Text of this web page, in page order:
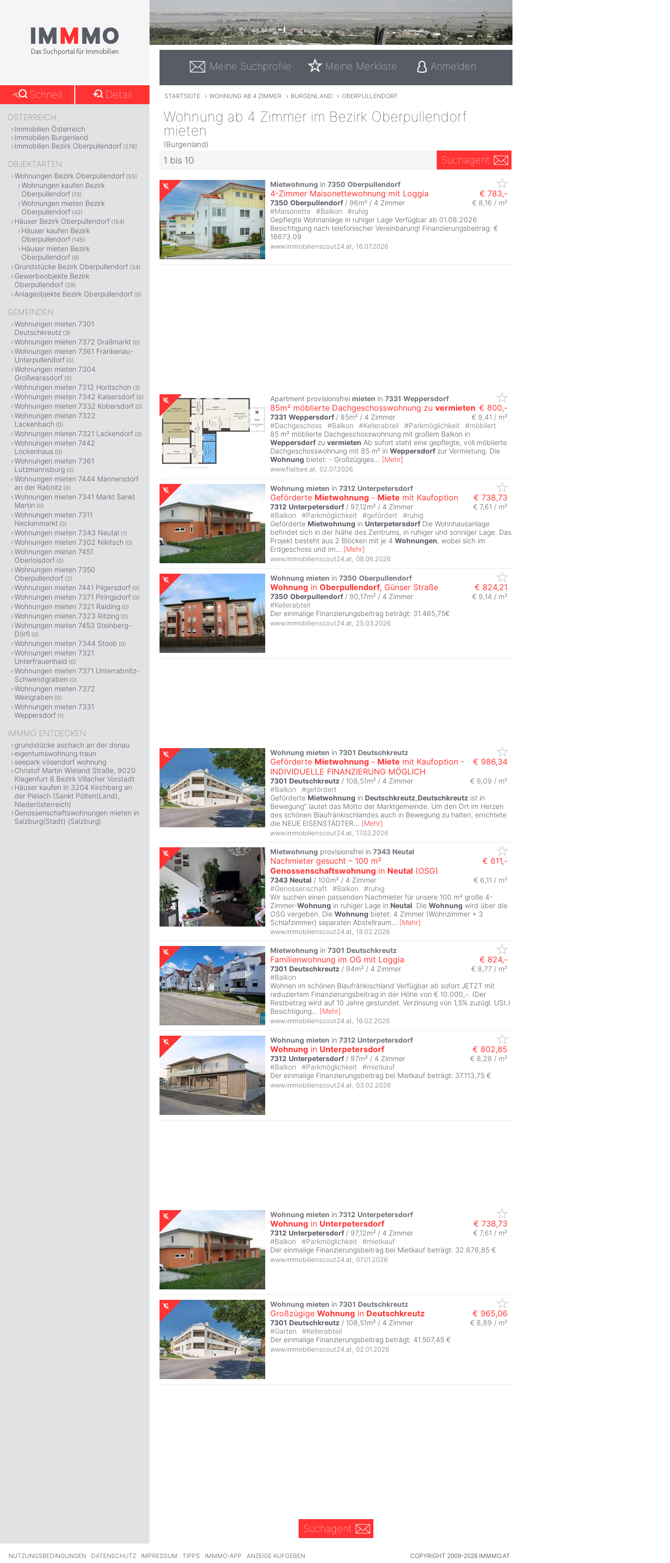
Meine Suchprofile Meine Merkliste Anmelden
STARTSEITE › WOHNUNG AB 4 ZIMMER › BURGENLAND › OBERPULLENDORF
Wohnung ab 4 Zimmer im Bezirk Oberpullendorf
mieten
(Burgenland)
1 bis 10 Suchagent
Mietwohnung in 7350 Oberpullendorf
4-Zimmer Maisonettewohnung mit Loggia € 783,-
7350 Oberpullendorf / 96m² / 4 Zimmer
€ 8,16 / m²
#Maisonette #Balkon #ruhig
Gepflegte Wohnanlage in ruhiger Lage Verfügbar ab 01.08.2026
Besichtigung nach telefonischer Vereinbarung! Finanzierungsbeitrag: €
18673.09
www.immobilienscout24.at 16.07.2026
Apartment provisionsfrei mieten in 7331 Weppersdorf
85m² möblierte Dachgeschosswohnung zu vermieten € 800,-
7331 Weppersdorf / 85m² / 4 Zimmer
€ 9,41 / m²
#Dachgeschoss #Balkon #Kellerabteil #Parkmöglichkeit #möbliert
85 m² möblierte Dachgeschosswohnung mit großem Balkon in
Weppersdorf zu vermieten Ab sofort steht eine gepflegte, voll möblierte
Dachgeschosswohnung mit 85 m² in Weppersdorf zur Vermietung. Die
Wohnung bietet: - Großzügiges... [Mehr]
www.flatbee.at 02.07.2026
Wohnung mieten in 7312 Unterpetersdorf
Geförderte Mietwohnung - Miete mit Kaufoption € 738,73
7312 Unterpetersdorf / 97,12m² / 4 Zimmer
€ 7,61 / m²
#Balkon #Parkmöglichkeit #gefördert #ruhig
Geförderte Mietwohnung in Unterpetersdorf Die Wohnhausanlage
befindet sich in der Nähe des Zentrums, in ruhiger und sonniger Lage. Das
Projekt besteht aus 2 Blöcken mit je 4 Wohnungen, wobei sich im
Erdgeschoss und im... [Mehr]
www.immobilienscout24.at 08.06.2026
Wohnung mieten in 7350 Oberpullendorf
Wohnung in Oberpullendorf, Günser Straße € 824,21
7350 Oberpullendorf / 90,17m² / 4 Zimmer
€ 9,14 / m²
#Kellerabteil
Der einmalige Finanzierungsbeitrag beträgt: 31.465,75€
www.immobilienscout24.at 25.03.2026
Wohnung mieten in 7301 Deutschkreutz
Geförderte Mietwohnung - Miete mit Kaufoption -
INDIVIDUELLE FINANZIERUNG MÖGLICH
€ 986,34
7301 Deutschkreutz / 108,51m² / 4 Zimmer
€ 9,09 / m²
#Balkon #gefördert
Geförderte Mietwohnung in Deutschkreutz„Deutschkreutz ist in
Bewegung“ lautet das Motto der Marktgemeinde. Um den Ort im Herzen
des schönen Blaufränkischlandes auch in Bewegung zu halten, errichtete
die NEUE EISENSTÄDTER... [Mehr]
www.immobilienscout24.at 17.03.2026
Mietwohnung provisionsfrei in 7343 Neutal
Nachmieter gesucht – 100 m²
Genossenschaftswohnung in Neutal (OSG)
€ 611,-
7343 Neutal / 100m² / 4 Zimmer
€ 6,11 / m²
#Genossenschaft #Balkon #ruhig
Wir suchen einen passenden Nachmieter für unsere 100 m² große 4-
Zimmer-Wohnung in ruhiger Lage in Neutal. Die Wohnung wird über die
OSG vergeben. Die Wohnung bietet: 4 Zimmer (Wohnzimmer + 3
Schlafzimmer) separaten Abstellraum... [Mehr]
www.immobilienscout24.at, 18.02.2026
Mietwohnung in 7301 Deutschkreutz
Familienwohnung im OG mit Loggia € 824,-
7301 Deutschkreutz / 94m² / 4 Zimmer
€ 8,77 / m²
#Balkon
Wohnen im schönen Blaufränkischland Verfügbar ab sofort JETZT mit
reduziertem Finanzierungsbeitrag in der Höhe von € 10.000,-. (Der
Restbetrag wird auf 10 Jahre gestundet. Verzinsung von 1,5% zuzügl. USt.)
Besichtigung... [Mehr]
www.immobilienscout24.at 16.02.2026
Wohnung mieten in 7312 Unterpetersdorf
Wohnung in Unterpetersdorf € 802,85
7312 Unterpetersdorf / 97m² / 4 Zimmer
€ 8,28 / m²
#Balkon #Parkmöglichkeit #mietkauf
Der einmalige Finanzierungsbeitrag bei Mietkauf beträgt: 37.113,75 €
www.immobilienscout24.at 03.02.2026
Wohnung mieten in 7312 Unterpetersdorf
Wohnung in Unterpetersdorf € 738,73
7312 Unterpetersdorf / 97,12m² / 4 Zimmer
€ 7,61 / m²
#Balkon #Parkmöglichkeit #mietkauf
Der einmalige Finanzierungsbeitrag bei Mietkauf beträgt: 32.676,85 €
www.immobilienscout24.at 07.01.2026
Wohnung mieten in 7301 Deutschkreutz
Großzügige Wohnung in Deutschkreutz € 965,06
7301 Deutschkreutz / 108,51m² / 4 Zimmer
€ 8,89 / m²
#Garten #Kellerabteil
Der einmalige Finanzierungsbeitrag beträgt: 41.507,45 €
www.immobilienscout24.at 02.01.2026
Suchagent
Schnell Detail
ÖSTERREICH
Immobilien Österreich
Immobilien Burgenland
Immobilien Bezirk Oberpullendorf (278)
OBJEKTARTEN
Wohnungen Bezirk Oberpullendorf (55)
Wohnungen kaufen Bezirk
Oberpullendorf (13)
Wohnungen mieten Bezirk
Oberpullendorf (42)
Häuser Bezirk Oberpullendorf (154)
Häuser kaufen Bezirk
Oberpullendorf (145)
Häuser mieten Bezirk
Oberpullendorf (9)
Grundstücke Bezirk Oberpullendorf (34)
Gewerbeobjekte Bezirk
Oberpullendorf (29)
Anlageobjekte Bezirk Oberpullendorf (0)
GEMEINDEN
Wohnungen mieten 7301
Deutschkreutz (3)
Wohnungen mieten 7372 Draßmarkt (0)
Wohnungen mieten 7361 Frankenau-
Unterpullendorf (0)
Wohnungen mieten 7304
Großwarasdorf (0)
Wohnungen mieten 7312 Horitschon (3)
Wohnungen mieten 7342 Kaisersdorf (0)
Wohnungen mieten 7332 Kobersdorf (0)
Wohnungen mieten 7322
Lackenbach (0)
Wohnungen mieten 7321 Lackendorf (0)
Wohnungen mieten 7442
Lockenhaus (0)
Wohnungen mieten 7361
Lutzmannsburg (0)
Wohnungen mieten 7444 Mannersdorf
an der Rabnitz (0)
Wohnungen mieten 7341 Markt Sankt
Martin (0)
Wohnungen mieten 7311
Neckenmarkt (0)
Wohnungen mieten 7343 Neutal (1)
Wohnungen mieten 7302 Nikitsch (0)
Wohnungen mieten 7451
Oberloisdorf (0)
Wohnungen mieten 7350
Oberpullendorf (2)
Wohnungen mieten 7441 Pilgersdorf (0)
Wohnungen mieten 7371 Piringsdorf (0)
Wohnungen mieten 7321 Raiding (0)
Wohnungen mieten 7323 Ritzing (0)
Wohnungen mieten 7453 Steinberg-
Dörfl (0)
Wohnungen mieten 7344 Stoob (0)
Wohnungen mieten 7321
Unterfrauenhaid (0)
Wohnungen mieten 7371 Unterrabnitz-
Schwendgraben (0)
Wohnungen mieten 7372
Weingraben (0)
Wohnungen mieten 7331
Weppersdorf (1)
IMMMO ENTDECKEN
grundstücke aschach an der donau
eigentumswohnung traun
seepark vösendorf wohnung
Christof Martin Wieland Straße, 9020
Klagenfurt 8.Bezirk Villacher Vorstadt
Häuser kaufen in 3204 Kirchberg an
der Pielach (Sankt Pölten(Land),
Niederösterreich)
Genossenschaftswohnungen mieten in
Salzburg(Stadt) (Salzburg)
NUTZUNGSBEDINGUNGEN DATENSCHUTZ IMPRESSUM TIPPS IMMMO-APP ANZEIGE AUFGEBEN COPYRIGHT 2009-2026 IMMMO.AT